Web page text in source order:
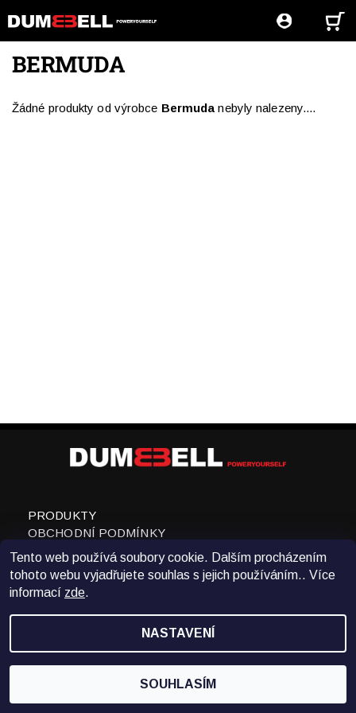
BERMUDA
Žádné produkty od výrobce Bermuda nebyly nalezeny....
PRODUKTY
OBCHODNÍ PODMÍNKY
KONTAKTY
WWW.DUMBBELL.CZ
NÁVOD NA POUŽITÍ
VRÁCENÍ ZBOŽÍ
Tento web používá soubory cookie. Dalším procházením
tohoto webu vyjadřujete souhlas s jejich používáním.. Více
informací zde.
NASTAVENÍ
SOUHLASÍM